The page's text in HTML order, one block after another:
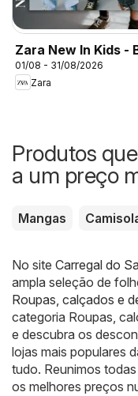
Zara New In Kids -
01/08 - 31/08/2026
Zara
Produtos
a um preço
Mangas
No site Carregal do
ampla seleção de
Roupas, calçados e
categoria Roupas,
e descubra os
lojas mais populares
tudo. Reunimos
os melhores preços